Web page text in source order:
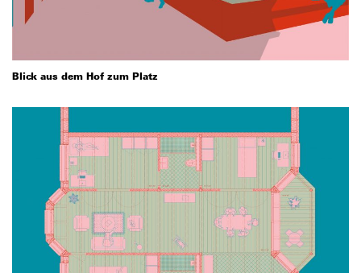
Blick aus dem Hof zum Platz